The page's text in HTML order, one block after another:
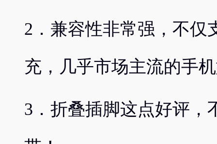
2．兼容性非常强，不仅
充，几乎市场主流的手
3．折叠插脚这点好评，